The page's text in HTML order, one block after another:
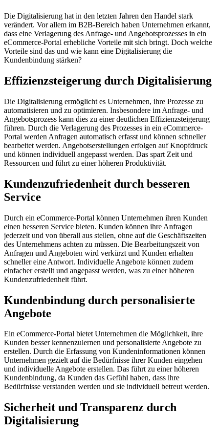
Die Digitalisierung hat in den letzten Jahren den Handel stark
verändert. Vor allem im B2B-Bereich haben Unternehmen erkannt,
dass eine Verlagerung des Anfrage- und Angebotsprozesses in ein
eCommerce-Portal erhebliche Vorteile mit sich bringt. Doch welche
Vorteile sind das und wie kann eine Digitalisierung die
Kundenbindung stärken?
Effizienzsteigerung durch Digitalisierung
Die Digitalisierung ermöglicht es Unternehmen, ihre Prozesse zu
automatisieren und zu optimieren. Insbesondere im Anfrage- und
Angebotsprozess kann dies zu einer deutlichen Effizienzsteigerung
führen. Durch die Verlagerung des Prozesses in ein eCommerce-
Portal werden Anfragen automatisch erfasst und können schneller
bearbeitet werden. Angebotserstellungen erfolgen auf Knopfdruck
und können individuell angepasst werden. Das spart Zeit und
Ressourcen und führt zu einer höheren Produktivität.
Kundenzufriedenheit durch besseren
Service
Durch ein eCommerce-Portal können Unternehmen ihren Kunden
einen besseren Service bieten. Kunden können ihre Anfragen
jederzeit und von überall aus stellen, ohne auf die Geschäftszeiten
des Unternehmens achten zu müssen. Die Bearbeitungszeit von
Anfragen und Angeboten wird verkürzt und Kunden erhalten
schneller eine Antwort. Individuelle Angebote können zudem
einfacher erstellt und angepasst werden, was zu einer höheren
Kundenzufriedenheit führt.
Kundenbindung durch personalisierte
Angebote
Ein eCommerce-Portal bietet Unternehmen die Möglichkeit, ihre
Kunden besser kennenzulernen und personalisierte Angebote zu
erstellen. Durch die Erfassung von Kundeninformationen können
Unternehmen gezielt auf die Bedürfnisse ihrer Kunden eingehen
und individuelle Angebote erstellen. Das führt zu einer höheren
Kundenbindung, da Kunden das Gefühl haben, dass ihre
Bedürfnisse verstanden werden und sie individuell betreut werden.
Sicherheit und Transparenz durch
Digitalisierung